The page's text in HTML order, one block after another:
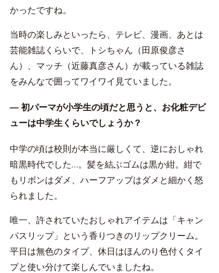
かったですね。
当時の楽しみといったら、テレビ、漫画、あとは
芸能雑誌くらいで、トシちゃん（田原俊彦さ
ん）、マッチ（近藤真彦さん）が載っている雑誌
をみんなで囲ってワイワイ見ていました。
― 初パーマが小学生の頃だと思うと、お化粧デビ
ューは中学生くらいでしょうか？
中学の頃は校則が本当に厳しくて、逆におしゃれ
暗黒時代でした…。髪を結ぶゴムは黒か紺。紺で
もリボンはダメ、ハーフアップはダメと細かく怒
られました。
唯一、許されていたおしゃれアイテムは「キャン
パスリップ」という香りつきのリップクリーム。
平日は無色のタイプ、休日はほんのり色付くタイ
プと使い分けて楽しんでいましたね。